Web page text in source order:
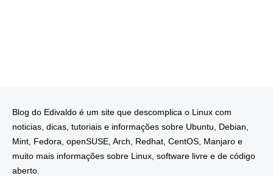
Blog do Edivaldo é um site que descomplica o Linux com
noticias, dicas, tutoriais e informações sobre Ubuntu, Debian,
Mint, Fedora, openSUSE, Arch, Redhat, CentOS, Manjaro e
muito mais informações sobre Linux, software livre e de código
aberto.